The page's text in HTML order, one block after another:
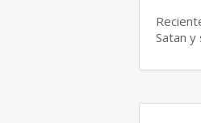
Satan